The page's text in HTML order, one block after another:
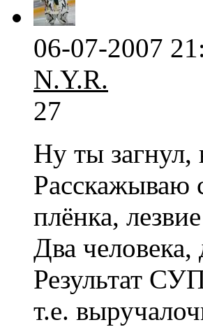
06-07-2007
N.Y.R.
27
Ну ты загнул,
Расскажываю
плёнка,
Два
Результат
т.е.